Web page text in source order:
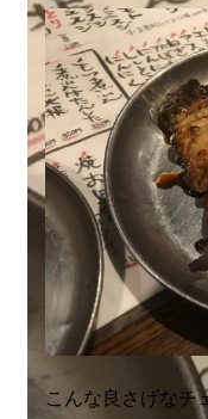
こんな良さげなチ